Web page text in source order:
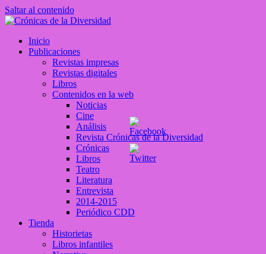
Saltar al contenido
Crónicas de la Diversidad
Plataforma de comunicaciones sobre temas de cultura LGTB+
Inicio
Publicaciones
Revistas impresas
Revistas digitales
Libros
Contenidos en la web
Noticias
Cine
Análisis
Revista Crónicas de la Diversidad
Crónicas
Libros
Teatro
Literatura
Entrevista
2014-2015
Periódico CDD
Tienda
Historietas
Libros infantiles